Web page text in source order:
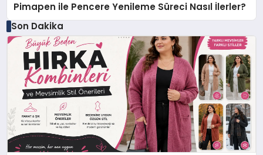
Pimapen ile Pencere Yenileme Süreci Nasıl İlerler?
Son Dakika